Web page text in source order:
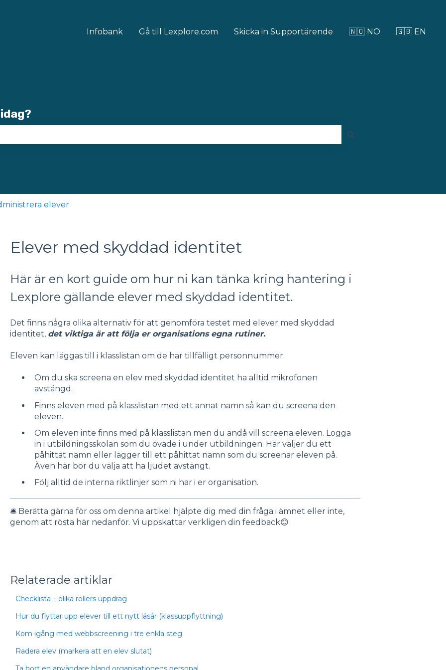
Infobank Gå till Lexplore.com Skicka in Supportärende 🇳🇴 NO 🇬🇧 EN
elever
Elever med skyddad identitet
Här är en kort guide om hur ni kan tänka kring hantering i
Lexplore gällande elever med skyddad identitet.
Det finns några olika alternativ för att genomföra testet med elever med skyddad
identitet, det viktiga är att följa er organisations egna rutiner.
Eleven kan läggas till i klasslistan om de har tillfälligt personnummer.
Om du ska screena en elev med skyddad identitet ha alltid mikrofonen
avstängd.
Finns eleven med på klasslistan med ett annat namn så kan du screena den
eleven.
Om eleven inte finns med på klasslistan men du ändå vill screena eleven. Logga
in i utbildningsskolan som du övade i under utbildningen. Här väljer du ett
påhittat namn eller lägger till ett påhittat namn som du screenar eleven på.
Även här bör du välja att ha ljudet avstängt.
Följ alltid de interna riktlinjer som ni har i er organisation.
🛎️ Berätta gärna för oss om denna artikel hjälpte dig med din fråga i ämnet eller inte,
genom att rösta här nedanför. Vi uppskattar verkligen din feedback😊
Relaterade artiklar
Checklista – olika rollers uppdrag
Hur du flyttar upp elever till ett nytt läsår (klassuppflyttning)
Kom igång med webbscreening i tre enkla steg
Radera elev (markera att en elev slutat)